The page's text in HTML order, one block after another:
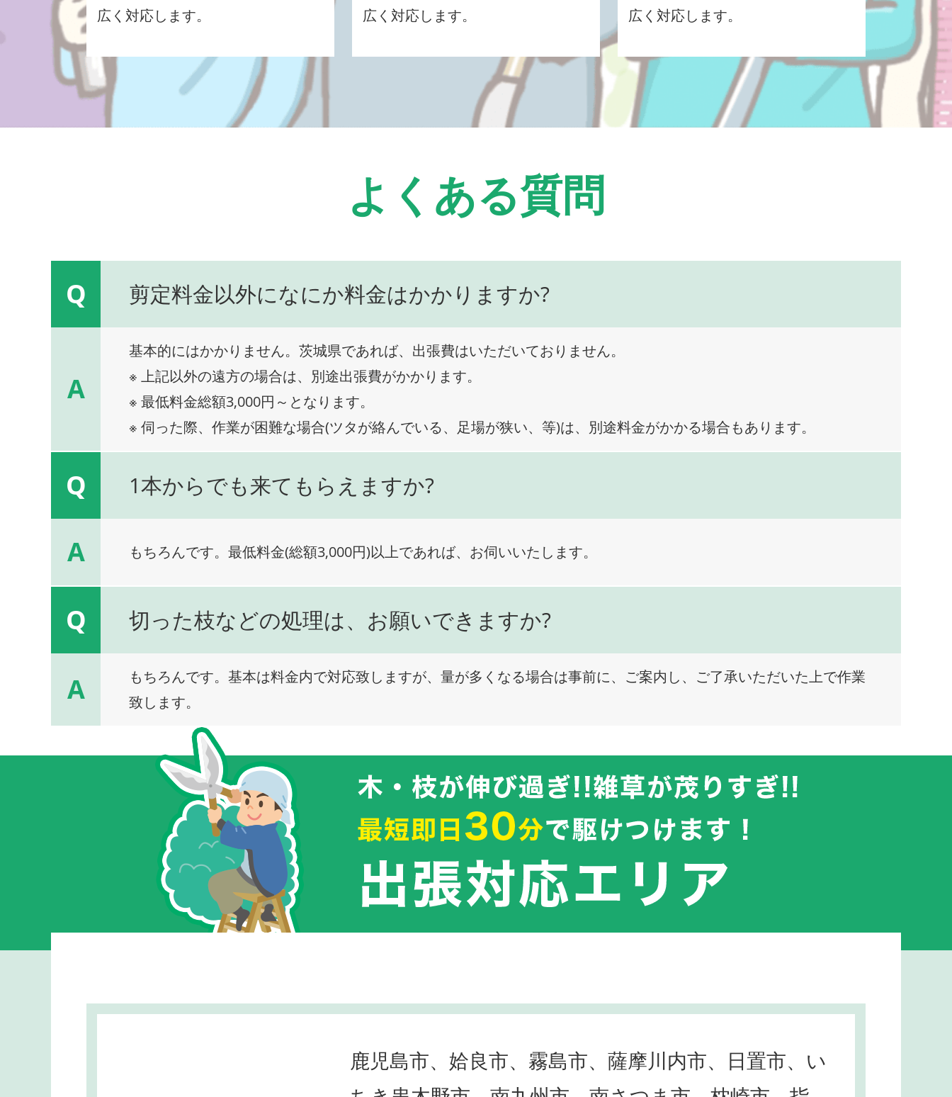
広く対応します。
広く対応します。
広く対応します。
よくある質問
Q 剪定料金以外になにか料金はかかりますか?
A
基本的にはかかりません。茨城県であれば、出張費はいただいておりません。
※ 上記以外の遠方の場合は、別途出張費がかかります。
※ 最低料金総額3,000円～となります。
※ 伺った際、作業が困難な場合(ツタが絡んでいる、足場が狭い、等)は、別途料金がかかる場合もあります。
Q 1本からでも来てもらえますか?
A もちろんです。最低料金(総額3,000円)以上であれば、お伺いいたします。
Q 切った枝などの処理は、お願いできますか?
A
もちろんです。基本は料金内で対応致しますが、量が多くなる場合は事前に、ご案内し、ご了承いただいた上で作業
致します。
鹿児島市、姶良市、霧島市、薩摩川内市、日置市、い